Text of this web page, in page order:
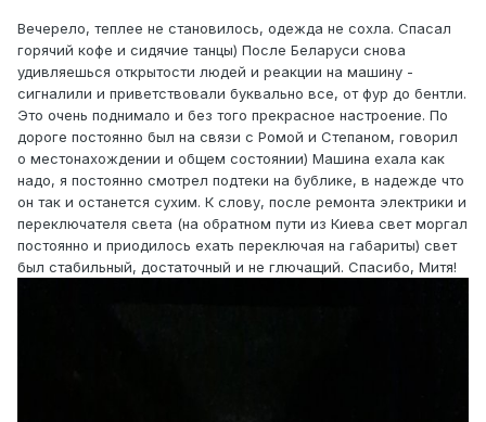
Вечерело, теплее не становилось, одежда не сохла. Спасал
горячий кофе и сидячие танцы) После Беларуси снова
удивляешься открытости людей и реакции на машину -
сигналили и приветствовали буквально все, от фур до бентли.
Это очень поднимало и без того прекрасное настроение. По
дороге постоянно был на связи с Ромой и Степаном, говорил
о местонахождении и общем состоянии) Машина ехала как
надо, я постоянно смотрел подтеки на бублике, в надежде что
он так и останется сухим. К слову, после ремонта электрики и
переключателя света (на обратном пути из Киева свет моргал
постоянно и приодилось ехать переключая на габариты) свет
был стабильный, достаточный и не глючащий. Спасибо, Митя!